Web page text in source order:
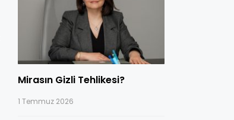
Mirasın Gizli Tehlikesi?
1 Temmuz 2026